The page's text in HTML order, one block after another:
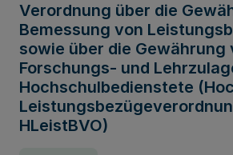
Verordnung über die
Bemessung von
sowie über die Gewährung
Forschungs- und
Hochschulbedienstete
HLeistBVO)